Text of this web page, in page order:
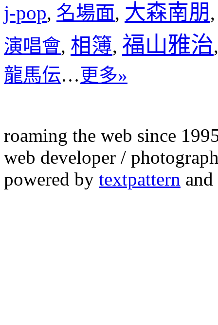
j-pop, 名場面, 大森南朋
演唱會, 相簿, 福山雅治
龍馬伝…更多»
roaming the web since
web developer /
powered by textpattern